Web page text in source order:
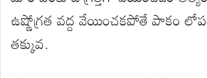
ఉష్ణోగ్రత వద్ద వేయించకపోతే పాకం
తక్కువ.